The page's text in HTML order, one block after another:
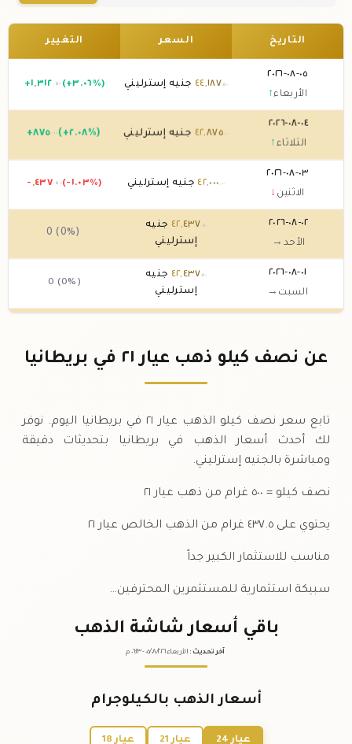
التاريخ السعر التغيير
٠٥-٠٨-٢٠٢٦
الأربعاء↑
٤٤,١٨٧.٥٠ جنيه إسترليني +١,٣١٢ .٥٠ (+٣.٠٦%)
٠٤-٠٨-٢٠٢٦
الثلاثاء ↑
٤٢,٨٧٥.٠٠ جنيه إسترليني +٨٧٥ .٠٠ (+٢.٠٨%)
٠٣-٠٨-٢٠٢٦
الاثنين ↓
٤٢,٠٠٠ .٠٠ جنيه إسترليني - ,٤٣٧ .٥٠ (-١.٠٣%)
٠٢-٠٨-٢٠٢٦
الأحد →
٤٢ ,٤٣٧ .٥٠
جنيه
إسترليني
0 (0%)
٠١-٠٨-٢٠٢٦
السبت →
٤٢,٤٣٧.٥٠
جنيه
إسترليني
0 (0%)
٤٣, جنيه إسترليني
عن نصف كيلو ذهب عيار ٢١ في بريطانيا
تابع سعر نصف كيلو الذهب عيار ٢١ في بريطانيا اليوم. نوفر
لك أحدث أسعار الذهب في بريطانيا بتحديثات دقيقة
ومباشرة بالجنيه إسترليني.
نصف كيلو = ٥٠٠ غرام من ذهب عيار ٢١
يحتوي على ٤٣٧.٥ غرام من الذهب الخالص عيار ٢١
مناسب للاستثمار الكبير جداً
سبيكة استثمارية للمستثمرين المحترفين…
باقي أسعار شاشة الذهب
آخر تحديث : الأربعاء ٠٥ /٠٨/٢٠٢٦ - ٠٦:٢٣م
أسعار الذهب بالكيلوجرام
عيار 24 عيار 21 عيار 18